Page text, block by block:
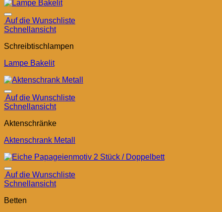
Auf die Wunschliste
Schnellansicht
Schreibtischlampen
Lampe Bakelit
Auf die Wunschliste
Schnellansicht
Aktenschränke
Aktenschrank Metall
Auf die Wunschliste
Schnellansicht
Betten